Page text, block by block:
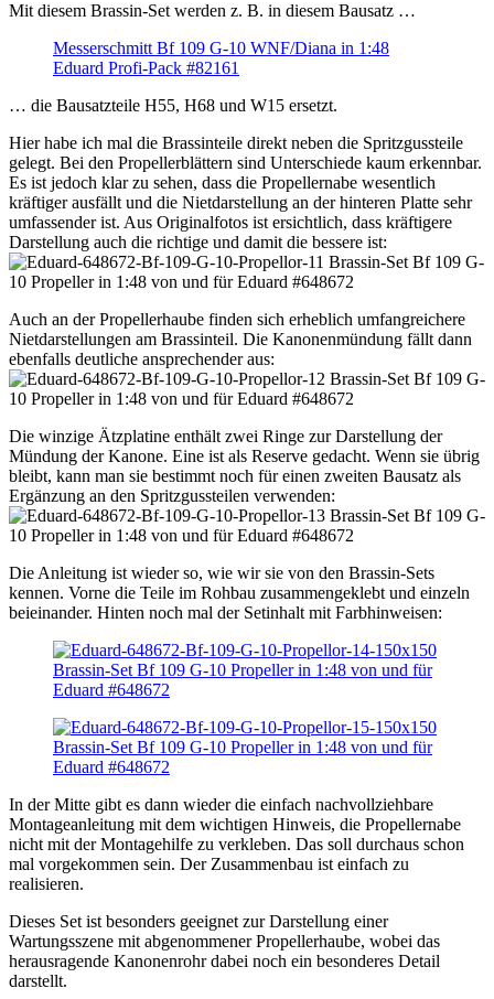
Mit diesem Brassin-Set werden z. B. in diesem Bausatz …
Messerschmitt Bf 109 G-10 WNF/Diana in 1:48
Eduard Profi-Pack #82161
… die Bausatzteile H55, H68 und W15 ersetzt.
Hier habe ich mal die Brassinteile direkt neben die Spritzgussteile
gelegt. Bei den Propellerblättern sind Unterschiede kaum erkennbar.
Es ist jedoch klar zu sehen, dass die Propellernabe wesentlich
kräftiger ausfällt und die Nietdarstellung an der hinteren Platte sehr
umfassender ist. Aus Originalfotos ist ersichtlich, dass kräftigere
Darstellung auch die richtige und damit die bessere ist:
Auch an der Propellerhaube finden sich erheblich umfangreichere
Nietdarstellungen am Brassinteil. Die Kanonenmündung fällt dann
ebenfalls deutliche ansprechender aus:
Die winzige Ätzplatine enthält zwei Ringe zur Darstellung der
Mündung der Kanone. Eine ist als Reserve gedacht. Wenn sie übrig
bleibt, kann man sie bestimmt noch für einen zweiten Bausatz als
Ergänzung an den Spritzgussteilen verwenden:
Die Anleitung ist wieder so, wie wir sie von den Brassin-Sets
kennen. Vorne die Teile im Rohbau zusammengeklebt und einzeln
beieinander. Hinten noch mal der Setinhalt mit Farbhinweisen:
In der Mitte gibt es dann wieder die einfach nachvollziehbare
Montageanleitung mit dem wichtigen Hinweis, die Propellernabe
nicht mit der Montagehilfe zu verkleben. Das soll durchaus schon
mal vorgekommen sein. Der Zusammenbau ist einfach zu
realisieren.
Dieses Set ist besonders geeignet zur Darstellung einer
Wartungsszene mit abgenommener Propellerhaube, wobei das
herausragende Kanonenrohr dabei noch ein besonderes Detail
darstellt.